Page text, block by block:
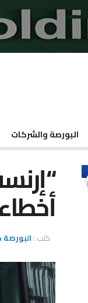
البورصة والشركات
كتب :